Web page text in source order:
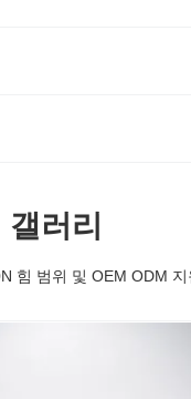
갤러리
힘 범위 및 OEM ODM